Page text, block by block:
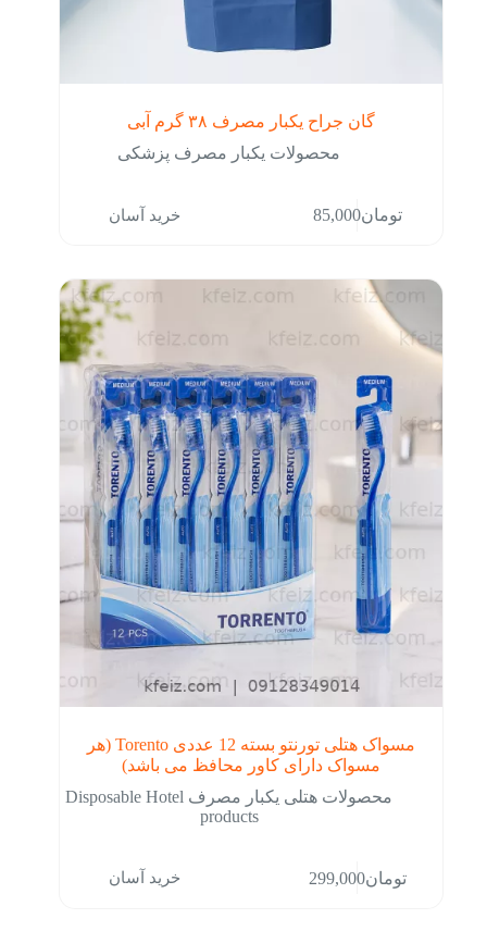
گان جراح یکبار مصرف ۳۸ گرم آبی
محصولات یکبار مصرف پزشکی
تومان85,000 خرید آسان
مسواک هتلی تورنتو بسته 12 عددی Torento (هر
مسواک دارای کاور محافظ می باشد)
محصولات هتلی یکبار مصرف Disposable Hotel
products
تومان299,000 خرید آسان